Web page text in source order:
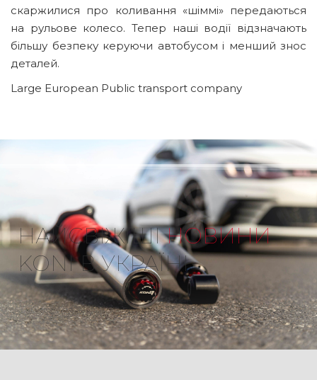
скаржилися про коливання «шіммі» передаються
на рульове колесо. Тепер наші водії відзначають
більшу безпеку керуючи автобусом і менший знос
деталей.
Large European Public transport company
НАЙСВІЖІШІНОВИНИ
KONI В УКРАЇНІ